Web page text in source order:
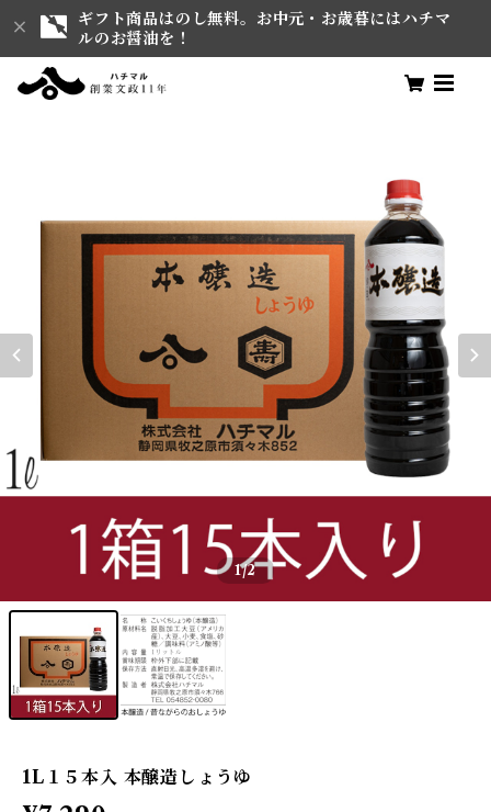
ギフト商品はのし無料。お中元・お歳暮にはハチマ
ルのお醤油を！
1/2
1L１５本入 本醸造しょうゆ